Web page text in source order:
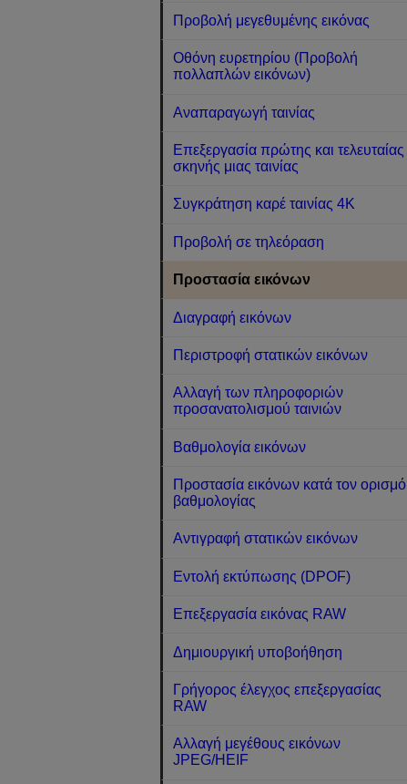
Προβολή μεγεθυμένης εικόνας
Οθόνη ευρετηρίου (Προβολή
πολλαπλών εικόνων)
Αναπαραγωγή ταινίας
Επεξεργασία πρώτης και τελευταίας
σκηνής μιας ταινίας
Συγκράτηση καρέ ταινίας 4K
Προβολή σε τηλεόραση
Προστασία εικόνων
Διαγραφή εικόνων
Περιστροφή στατικών εικόνων
Αλλαγή των πληροφοριών
προσανατολισμού ταινιών
Βαθμολογία εικόνων
Προστασία εικόνων κατά τον ορισμό
βαθμολογίας
Αντιγραφή στατικών εικόνων
Εντολή εκτύπωσης (DPOF)
Επεξεργασία εικόνας RAW
Δημιουργική υποβοήθηση
Γρήγορος έλεγχος επεξεργασίας
RAW
Αλλαγή μεγέθους εικόνων
JPEG/HEIF